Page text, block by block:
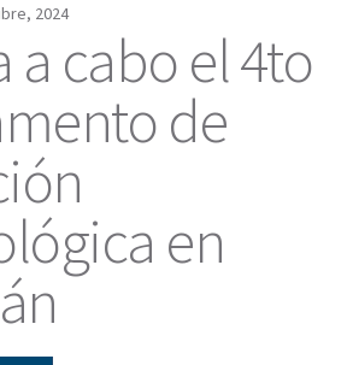
2024
a cabo el 4to
de
en